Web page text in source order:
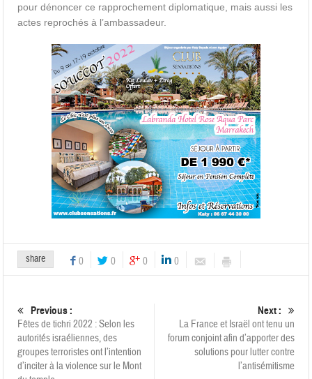
pour dénoncer ce rapprochement diplomatique, mais aussi les
actes reprochés à l’ambassadeur.
share 0 0 0 0
Previous :
Fêtes de tichri 2022 : Selon les
autorités israéliennes, des
groupes terroristes ont l’intention
d’inciter à la violence sur le Mont
Next :
La France et Israël ont tenu un
forum conjoint afin d’apporter des
solutions pour lutter contre
l’antisémitisme